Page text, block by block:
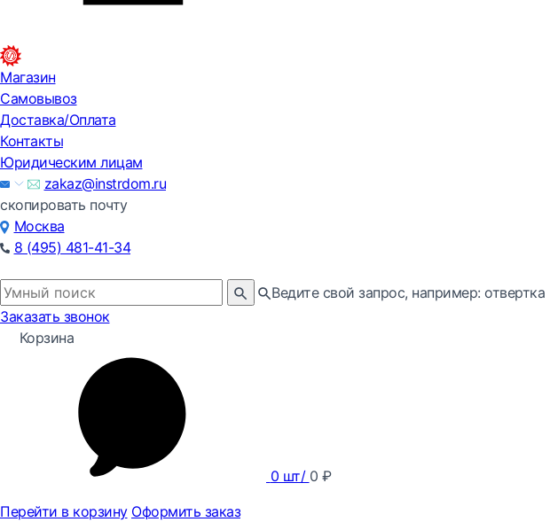
Магазин
Самовывоз
Доставка/Оплата
Контакты
Юридическим лицам
zakaz@instrdom.ru
скопировать почту
Москва
8 (495) 481-41-34
Ведите свой запрос, например: отвертка
Заказать звонок
Корзина
0 шт/ 0 ₽
Перейти в корзину Оформить заказ